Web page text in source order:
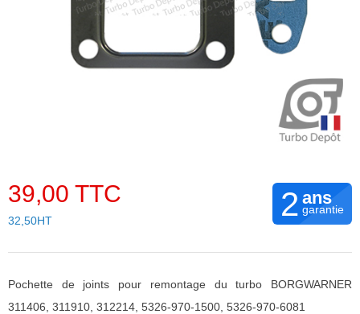
39,00 TTC
32,50HT 2 ans
garantie
Pochette de joints pour remontage du turbo BORGWARNER
311406, 311910, 312214, 5326-970-1500, 5326-970-6081